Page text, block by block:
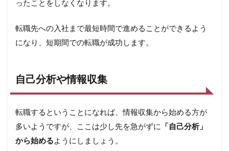
ったことをしなくなります。
転職先への入社まで最短時間で進めることができるよう
になり、短期間での転職が成功します。
自己分析や情報収集
転職するということになれば、情報収集から始める方が
多いようですが、ここは少し先を急がずに 「自己分析」
から始める ようにしましょう。